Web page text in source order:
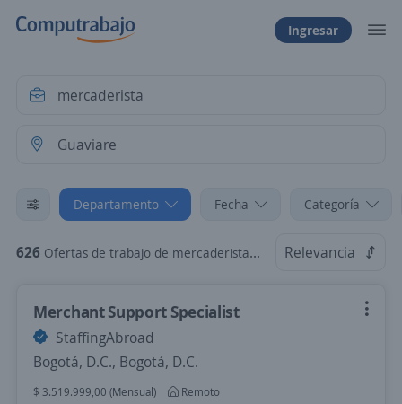
Ingresar
Departamento Fecha Categoría
626 Ofertas de trabajo de mercaderista en Guaviare Relevancia
Merchant Support Specialist
StaffingAbroad
Bogotá, D.C., Bogotá, D.C.
$ 3.519.999,00 (Mensual)
Remoto